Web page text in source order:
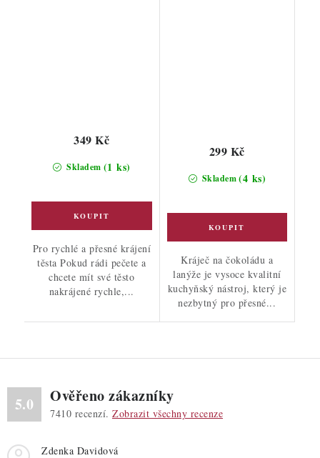
Skladem (1 ks)
349 Kč
Pro rychlé a přesné krájení
těsta Pokud rádi pečete a
chcete mít své těsto
nakrájené rychle,...
Skladem(4 ks)
299 Kč
Kráječ na čokoládu a
lanýže je vysoce kvalitní
kuchyňský nástroj, který je
nezbytný pro přesné...
5.0 Ověřeno zákazníky
7410 recenzí. Zobrazit všechny recenze
Zdenka Davidová